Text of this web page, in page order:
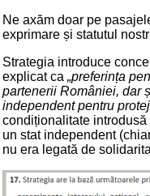
Ne axăm doar pe
exprimare și statutul
Strategia introduce
explicat ca „preferința
partenerii României, dar
independent pentru
condiționalitate
un stat independent
nu era legată de